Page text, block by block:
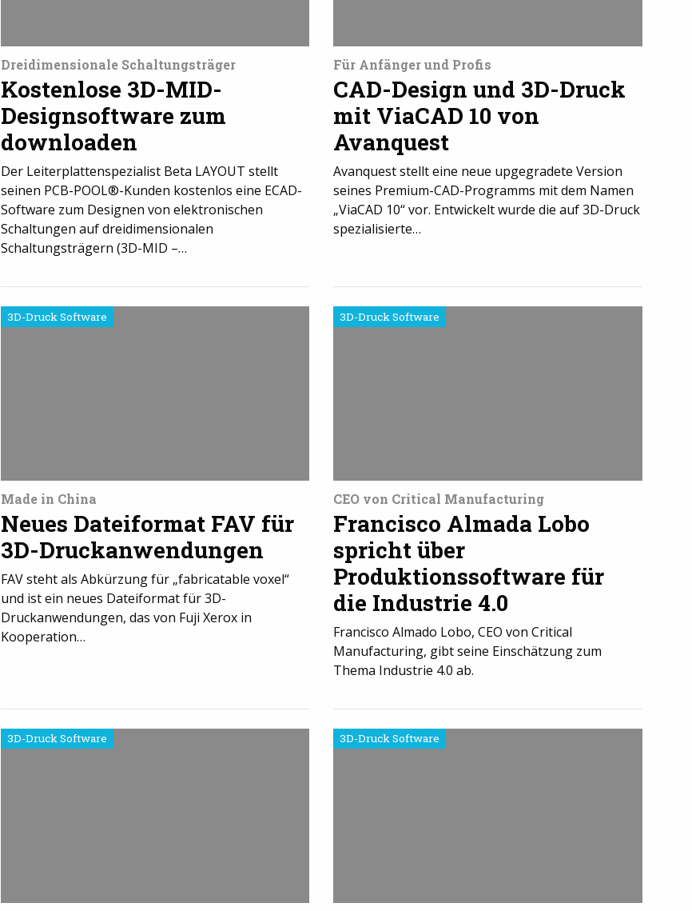
Dreidimensionale Schaltungsträger
Kostenlose 3D-MID-
Designsoftware zum
downloaden
Der Leiterplattenspezialist Beta LAYOUT stellt
seinen PCB-POOL®-Kunden kostenlos eine ECAD-
Software zum Designen von elektronischen
Schaltungen auf dreidimensionalen
Schaltungsträgern (3D-MID –…
Für Anfänger und Profis
CAD-Design und 3D-Druck
mit ViaCAD 10 von
Avanquest
Avanquest stellt eine neue upgegradete Version
seines Premium-CAD-Programms mit dem Namen
„ViaCAD 10“ vor. Entwickelt wurde die auf 3D-Druck
spezialisierte…
3D-Druck Software
Made in China
Neues Dateiformat FAV für
3D-Druckanwendungen
FAV steht als Abkürzung für „fabricatable voxel“
und ist ein neues Dateiformat für 3D-
Druckanwendungen, das von Fuji Xerox in
Kooperation…
3D-Druck Software
CEO von Critical Manufacturing
Francisco Almada Lobo
spricht über
Produktionssoftware für
die Industrie 4.0
Francisco Almado Lobo, CEO von Critical
Manufacturing, gibt seine Einschätzung zum
Thema Industrie 4.0 ab.
3D-Druck Software 3D-Druck Software